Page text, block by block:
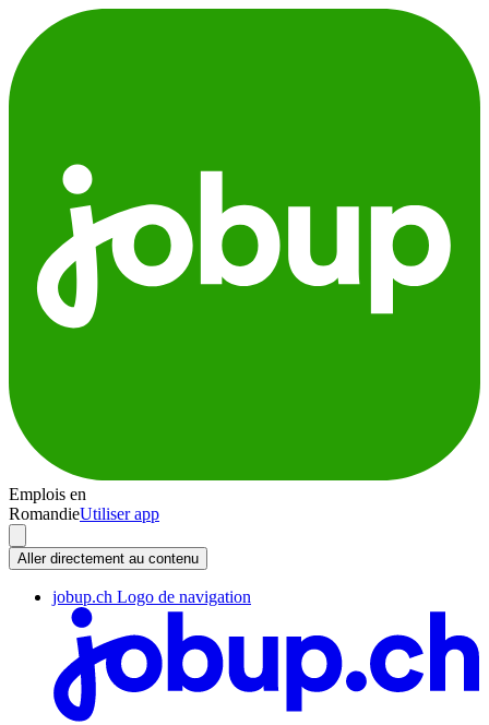
Emplois en
RomandieUtiliser app
Aller directement au contenu
jobup.ch Logo de navigation